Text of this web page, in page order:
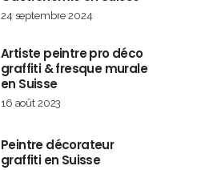
24 septembre 2024
Artiste peintre pro déco
graffiti & fresque murale
en Suisse
16 août 2023
Peintre décorateur
graffiti en Suisse